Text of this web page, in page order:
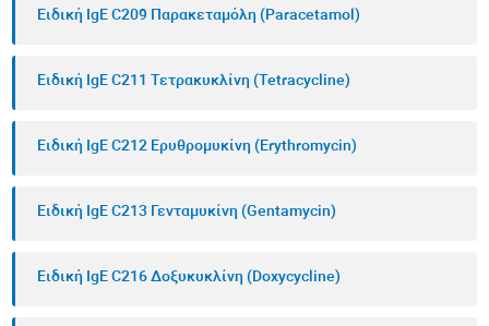
Ειδική IgE C209 Παρακεταμόλη (Paracetamol)
Ειδική IgE C211 Τετρακυκλίνη (Tetracycline)
Ειδική IgE C212 Ερυθρομυκίνη (Erythromycin)
Ειδική IgE C213 Γενταμυκίνη (Gentamycin)
Ειδική IgE C216 Δοξυκυκλίνη (Doxycycline)